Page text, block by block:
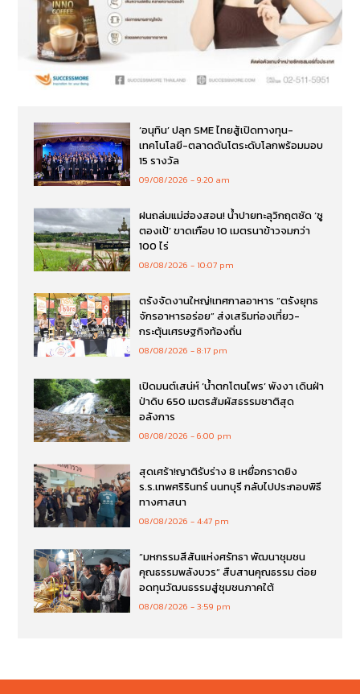
‘อนุทิน’ ปลุก SME ไทยสู้เปิดทางทุน-
เทคโนโลยี-ตลาดดันโตระดับโลกพร้อมมอบ
15 รางวัล
09/08/2026 9:20 am
ฝนถล่มแม่ฮ่องสอน! น้ำปายทะลุวิกฤตซัด ‘ซู
ตองเป้’ ขาดเกือบ 10 เมตรนาข้าวจมกว่า
100 ไร่
08/08/2026 10:07 pm
ตรังจัดงานใหญ่!เทศกาลอาหาร “ตรังยุทธ
จักรอาหารอร่อย” ส่งเสริมท่องเที่ยว-
กระตุ้นเศรษฐกิจท้องถิ่น
08/08/2026 8:17 pm
เปิดมนต์เสน่ห์ ‘น้ำตกโตนไพร’ พังงา เดินฝ่า
ป่าดิบ 650 เมตรสัมผัสธรรมชาติสุด
อลังการ
08/08/2026 6:00 pm
สุดเศร้า!ญาติรับร่าง 8 เหยื่อกราดยิง
ร.ร.เทพศริรินทร์ นนทบุรี กลับไปประกอบพิธี
ทางศาสนา
08/08/2026 4:47 pm
“มหกรรมสีสันแห่งศรัทธา พัฒนาชุมชน
คุณธรรมพลังบวร” สืบสานคุณธรรม ต่อย
อดทุนวัฒนธรรมสู่ชุมชนภาคใต้
08/08/2026 3:59 pm